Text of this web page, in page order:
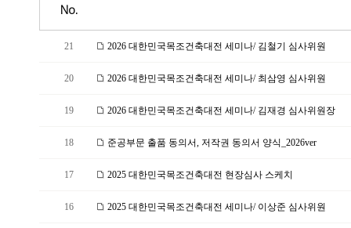
No.
21 2026 대한민국목조건축대전 세미나/ 김철기 심사위원
20 2026 대한민국목조건축대전 세미나/ 최삼영 심사위원
19 2026 대한민국목조건축대전 세미나/ 김재경 심사위원장
18 준공부문 출품 동의서, 저작권 동의서 양식_2026ver
17 2025 대한민국목조건축대전 현장심사 스케치
16 2025 대한민국목조건축대전 세미나/ 이상준 심사위원